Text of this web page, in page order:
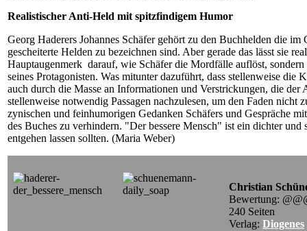
Realistischer Anti-Held mit spitzfindigem Humor
Georg Haderers Johannes Schäfer gehört zu den Buchhelden die im
gescheiterte Helden zu bezeichnen sind. Aber gerade das lässt sie
Hauptaugenmerk darauf, wie Schäfer die Mordfälle auflöst,
seines Protagonisten. Was mitunter dazuführt, dass stellenweise die
auch durch die Masse an Informationen und Verstrickungen, die
stellenweise notwendig Passagen nachzulesen, um den Faden
zynischen und feinhumorigen Gedanken Schäfers und Gespräche
des Buches zu verhindern. "Der bessere Mensch" ist ein dichter
entgehen lassen sollten. (Maria Weber)
Christian
Bewertung:
240 Seiten
Verlag: Diogenes